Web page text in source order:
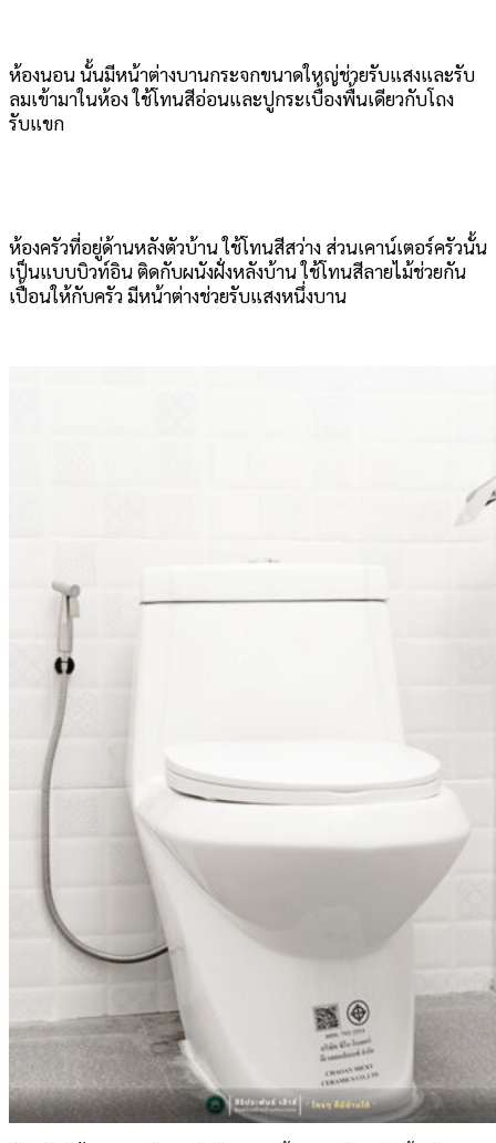
ห้องนอน นั้นมีหน้าต่างบานกระจกขนาดใหญ่ช่วยรับแสงและรับ
ลมเข้ามาในห้อง ใช้โทนสีอ่อนและปูกระเบื้องพื้นเดียวกับโถง
รับแขก
ห้องครัวที่อยู่ด้านหลังตัวบ้าน ใช้โทนสีสว่าง ส่วนเคาน์เตอร์ครัวนั้น
เป็นแบบบิวท์อิน ติดกับผนังฝั่งหลังบ้าน ใช้โทนสีลายไม้ช่วยกัน
เปื้อนให้กับครัว มีหน้าต่างช่วยรับแสงหนึ่งบาน